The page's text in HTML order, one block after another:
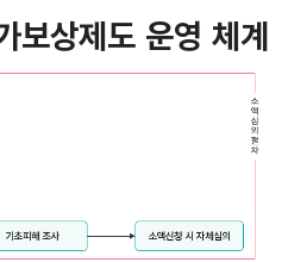
보상제도 운영 체계